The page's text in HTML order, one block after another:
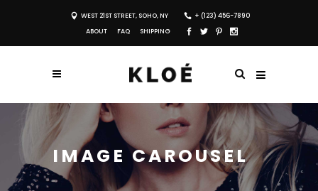
WEST 21ST STREET, SOHO, NY
+ (123) 456-7890
ABOUT
FAQ SHIPPING
IMAGE CAROUSEL